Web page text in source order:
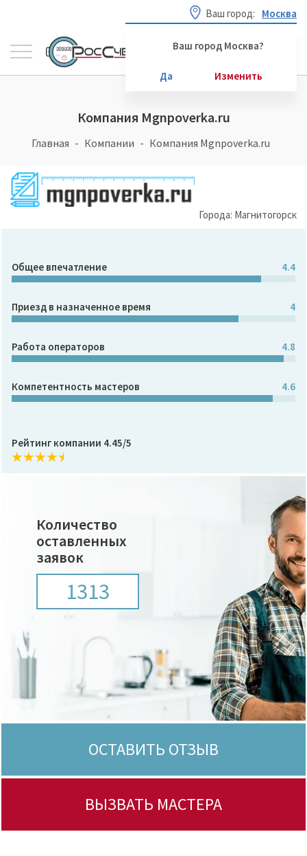
Ваш город: Москва
Ваш город Москва?
Да Изменить
Компания Mgnpoverka.ru
Главная Компании Компания Mgnpoverka.ru
Города: Магнитогорск
Общее впечатление 4.4
Приезд в назначенное время 4
Работа операторов 4.8
Компетентность мастеров 4.6
Рейтинг компании 4.45/5
Количество
оставленных
заявок
1313
ОСТАВИТЬ ОТЗЫВ
ВЫЗВАТЬ МАСТЕРА